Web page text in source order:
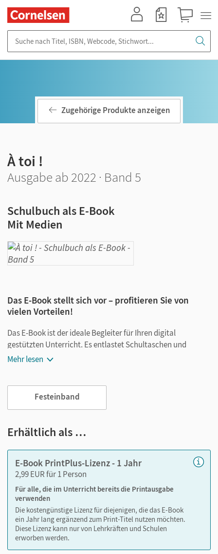
Zugehörige Produkte anzeigen
À toi !
Ausgabe ab 2022 · Band 5
Schulbuch als E-Book
Mit Medien
Das E-Book stellt sich vor – profitieren Sie von
vielen Vorteilen!
Das E-Book ist der ideale Begleiter für Ihren digital
gestützten Unterricht. Es entlastet Schultaschen und
Rucksäcke und ist jederzeit unkompliziert verfügbar.
Notizen erstellen
Text ergänzen
im Text suchen
zoomen
Die Medien sind wichtige Bestandteile dieses E-Books. Sie
sind seitengenau platziert, damit Sie und Ihre Schüler/-innen
jederzeit unkompliziert darauf zugreifen können. So
gestalten Sie das Lehren und Lernen zeitsparend und
abwechslungsreich. Kein Medienwechsel! Kein
zeitaufwendiges Suchen!
Mehr lesen
Festeinband
Erhältlich als …
E-Book PrintPlus-Lizenz - 1 Jahr
2,99 EUR für 1 Person
Für alle, die im Unterricht bereits die Printausgabe
verwenden
Die kostengünstige Lizenz für diejenigen, die das E-Book
ein Jahr lang ergänzend zum Print-Titel nutzen möchten.
Diese Lizenz kann nur von Lehrkräften und Schulen
erworben werden.